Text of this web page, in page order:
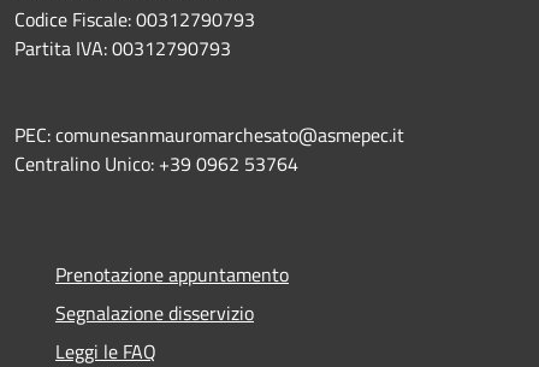
Codice Fiscale: 00312790793
Partita IVA: 00312790793
PEC: comunesanmauromarchesato@asmepec.it
Centralino Unico: +39 0962 53764
Prenotazione appuntamento
Segnalazione disservizio
Leggi le FAQ